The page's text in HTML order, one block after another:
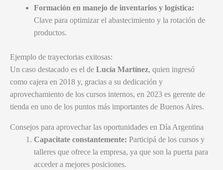
Formación en manejo de inventarios y logística:
Clave para optimizar el abastecimiento y la rotación de
productos.
Ejemplo de trayectorias exitosas:
Un caso destacado es el de Lucía Martínez, quien ingresó
como cajera en 2018 y, gracias a su dedicación y
aprovechamiento de los cursos internos, en 2023 es gerente de
tienda en uno de los puntos más importantes de Buenos Aires.
Consejos para aprovechar las oportunidades en Día Argentina
Capacitate constantemente: Participá de los cursos y
talleres que ofrece la empresa, ya que son la puerta para
acceder a mejores posiciones.